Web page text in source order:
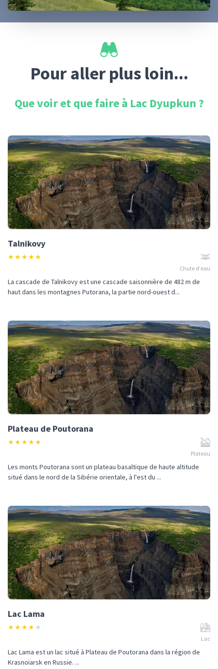
Pour aller plus loin...
Que voir et que faire à Lac Dyupkun ?
Talnikovy
★★★★★
Chute d'eau
La cascade de Talnikovy est une cascade saisonnière de 482 m de
haut dans les montagnes Putorana, la partie nord-ouest d...
Plateau de Poutorana
★★★★★
Plateau
Les monts Poutorana sont un plateau basaltique de haute altitude
situé dans le nord de la Sibérie orientale, à l'est du ...
Lac Lama
★★★★ ★
Lac
Lac Lama est un lac situé à Plateau de Poutorana dans la région de
Krasnoïarsk en Russie. ...